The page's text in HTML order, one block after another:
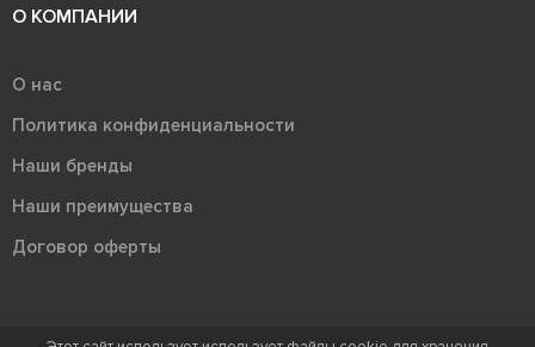
О КОМПАНИИ
О нас
Политика конфиденциальности
Наши бренды
Наши преимущества
Договор оферты